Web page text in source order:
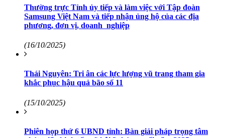
Thường trực Tỉnh ủy tiếp và làm việc với Tập đoàn
Samsung Việt Nam và tiếp nhận ủng hộ của các địa
phương, đơn vị, doanh nghiệp
(16/10/2025)
Thái Nguyên: Tri ân các lực lượng vũ trang tham gia
khắc phục hậu quả bão số 11
(15/10/2025)
Phiên họp thứ 6 UBND tỉnh: Bàn giải pháp trọng tâm